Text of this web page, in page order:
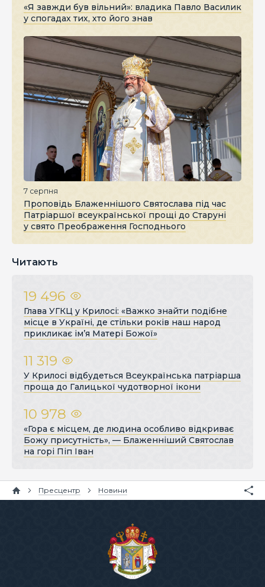
«Я завжди був вільний»: владика Павло Василик
у спогадах тих, хто його знав
7 серпня
Проповідь Блаженнішого Святослава під час
Патріаршої всеукраїнської прощі до Старуні
у свято Преображення Господнього
Читають
19 496
Глава УГКЦ у Крилосі: «Важко знайти подібне
місце в Україні, де стільки років наш народ
прикликає ім’я Матері Божої»
11 319
У Крилосі відбудеться Всеукраїнська патріарша
проща до Галицької чудотворної ікони
10 978
«Гора є місцем, де людина особливо відкриває
Божу присутність», — Блаженніший Святослав
на горі Піп Іван
Пресцентр Новини